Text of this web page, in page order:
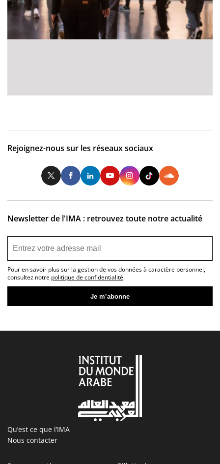
Rejoignez-nous sur les réseaux sociaux
TwitterFacebookLinkedInYoutubeInstagram
Newsletter de l'IMA : retrouvez toute notre actualité
Pour en savoir plus sur la gestion de vos données à caractère personnel,
consultez notre politique de confidentialité.
Qu’est ce que l’IMA
Nous contacter